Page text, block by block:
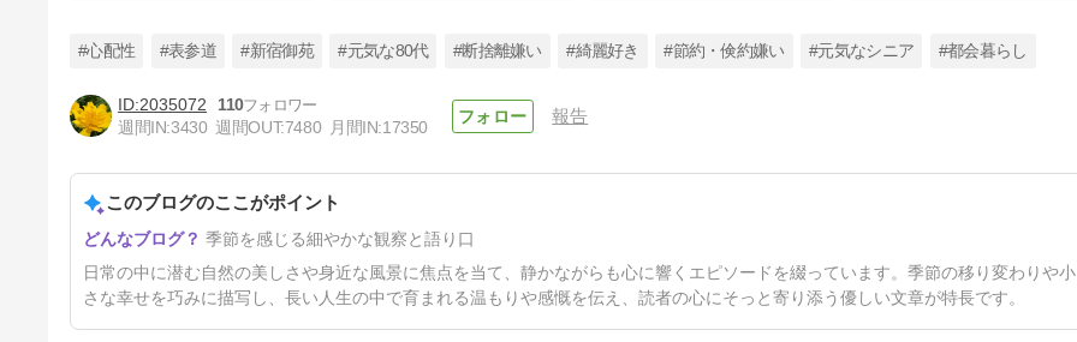
せともの市2026
2日前
#心配性 #表参道 #新宿御苑 #元気な80代 #断捨離嫌い #綺麗好き #節約・倹約嫌い #元気なシニア #都会暮らし
2035072
110
週間IN:3430 週間OUT:7480 月間IN:17350
報告
このブログのここがポイント
季節を感じる細やかな観察と語り口
日常の中に潜む自然の美しさや身近な風景に焦点を当て、静かながらも心に響くエピソードを綴っています。季節の移り変わりや小
さな幸せを巧みに描写し、長い人生の中で育まれる温もりや感慨を伝え、読者の心にそっと寄り添う優しい文章が特長です。